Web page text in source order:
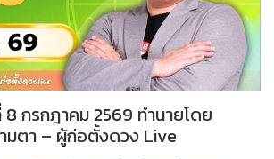
กรกฎาคม 2569 ทำนายโดย
มตา – ผู้ก่อตั้งดวง Live